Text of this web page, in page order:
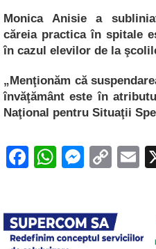
Monica Anisie a
căreia practica în spitale
în cazul elevilor de la
„Menţionăm că
învăţământ este în
Naţional pentru Situaţii
F
e
W
s
M
e
C
y
E